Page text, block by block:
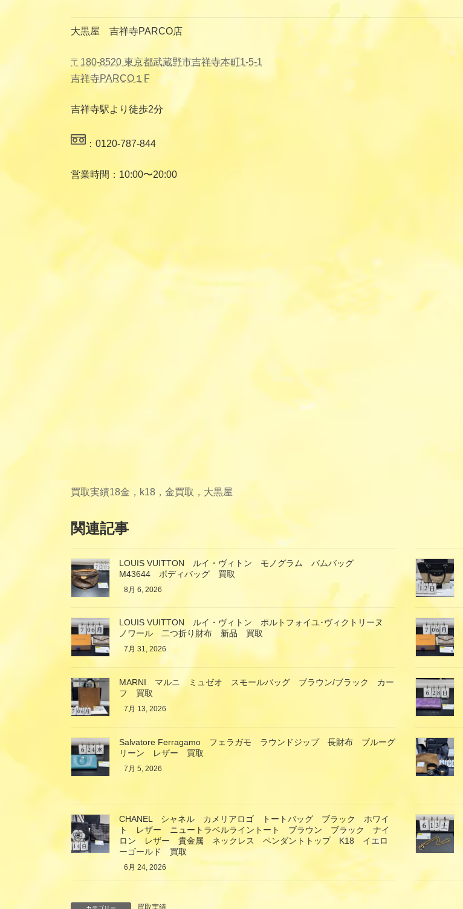
大黒屋 吉祥寺PARCO店
〒180-8520 東京都武蔵野市吉祥寺本町1-5-1
吉祥寺PARCO１F
吉祥寺駅より徒歩2分
：0120-787-844
営業時間：10:00〜20:00
買取実績18金，k18，金買取，大黒屋
関連記事
LOUIS VUITTON ルイ・ヴィトン モノグラム バムバッグ
M43644 ボディバッグ 買取
8月 6, 2026
LOUIS VUITTON ルイ・ヴィトン ポルトフォイユ･ヴィクトリーヌ
ノワール 二つ折り財布 新品 買取
7月 31, 2026
MARNI マルニ ミュゼオ スモールバッグ ブラウン/ブラック カー
フ 買取
7月 13, 2026
Salvatore Ferragamo フェラガモ ラウンドジップ 長財布 ブルーグ
リーン レザー 買取
7月 5, 2026
CHANEL シャネル カメリアロゴ トートバッグ ブラック ホワイ
ト レザー ニュートラベルライントート ブラウン ブラック ナイ
ロン レザー 貴金属 ネックレス ペンダントトップ K18 イエロ
ーゴールド 買取
6月 24, 2026
買取実績